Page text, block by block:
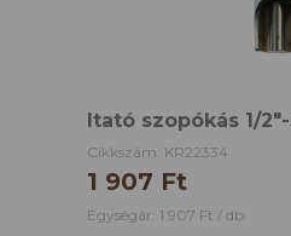
Itató szopókás 1/
Cikkszám: KR22334
1 907 Ft
Egységár: 1 907 Ft / db